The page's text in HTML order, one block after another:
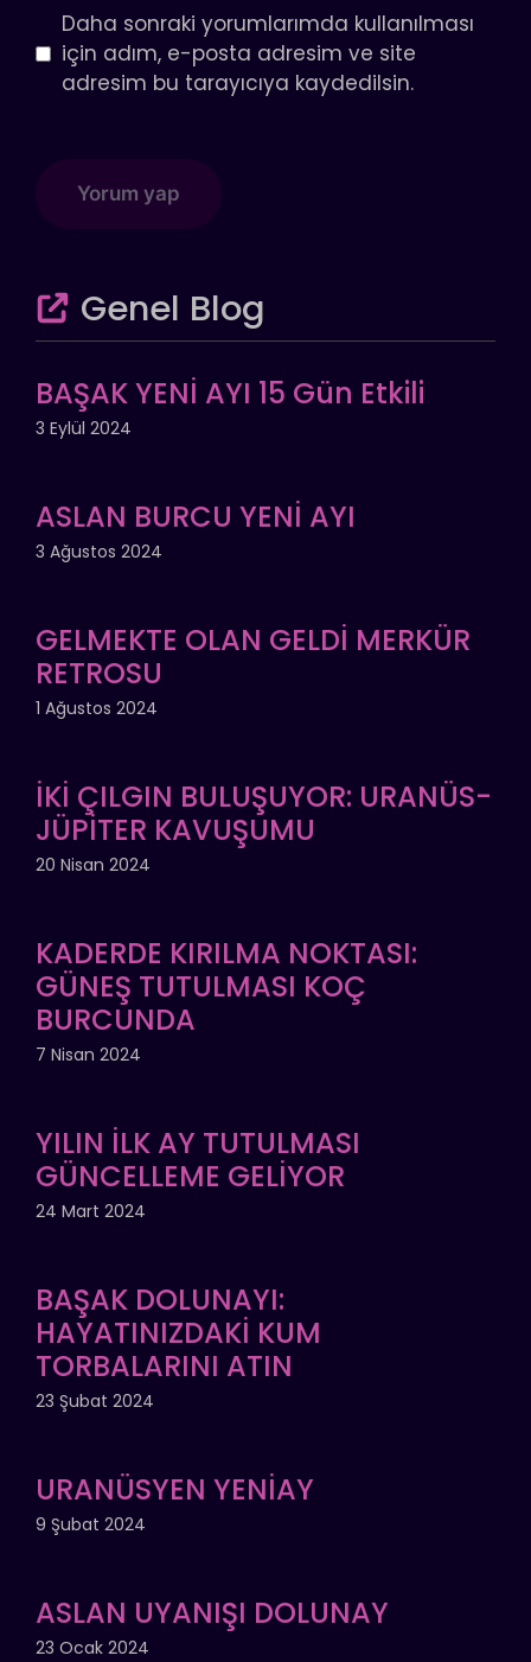
Daha sonraki yorumlarımda kullanılması
için adım, e-posta adresim ve site
adresim bu tarayıcıya kaydedilsin.
Genel Blog
BAŞAK YENİ AYI 15 Gün Etkili
3 Eylül 2024
ASLAN BURCU YENİ AYI
3 Ağustos 2024
GELMEKTE OLAN GELDİ MERKÜR
RETROSU
1 Ağustos 2024
İKİ ÇILGIN BULUŞUYOR: URANÜS-
JÜPİTER KAVUŞUMU
20 Nisan 2024
KADERDE KIRILMA NOKTASI:
GÜNEŞ TUTULMASI KOÇ
BURCUNDA
7 Nisan 2024
YILIN İLK AY TUTULMASI
GÜNCELLEME GELİYOR
24 Mart 2024
BAŞAK DOLUNAYI:
HAYATINIZDAKİ KUM
TORBALARINI ATIN
23 Şubat 2024
URANÜSYEN YENİAY
9 Şubat 2024
ASLAN UYANIŞI DOLUNAY
23 Ocak 2024